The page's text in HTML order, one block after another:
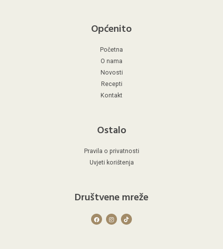
Općenito
Početna
O nama
Novosti
Recepti
Kontakt
Ostalo
Pravila o privatnosti
Uvjeti korištenja
Društvene mreže
F
a
c
I
n
s
T
i
k